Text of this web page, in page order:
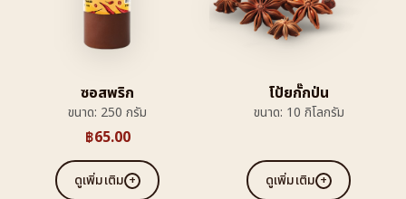
ซอสพริก
ขนาด: 250 กรัม
฿65.00
ดูเพิ่มเติม
โป้ยกั๊กป่น
ขนาด: 10 กิโลกรัม
ดูเพิ่มเติม